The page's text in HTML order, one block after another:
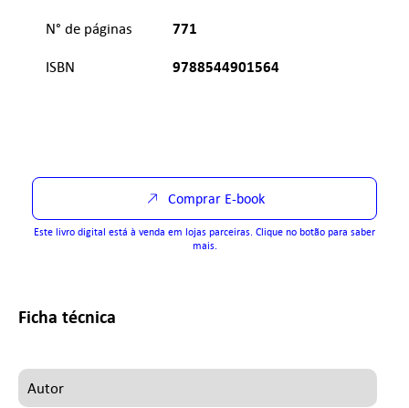
N° de páginas 771
ISBN 9788544901564
Comprar E-book
Este livro digital está à venda em lojas parceiras. Clique no botão para saber
mais.
Ficha técnica
Autor